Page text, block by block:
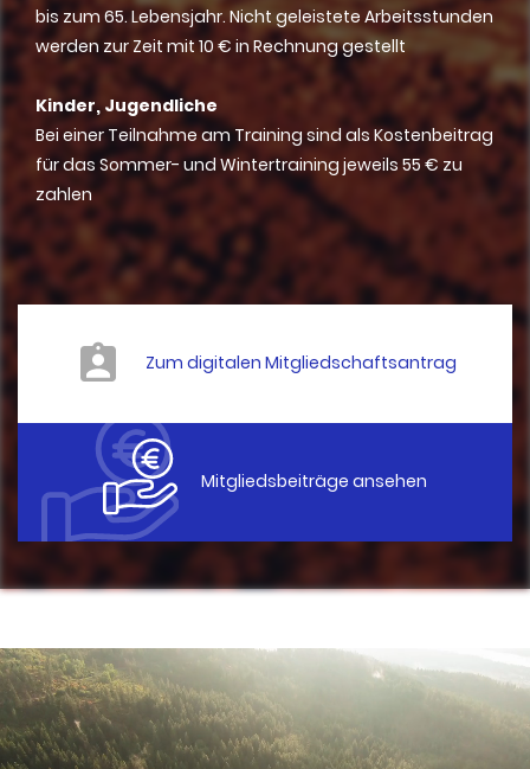
bis zum 65. Lebensjahr. Nicht geleistete Arbeitsstunden
werden zur Zeit mit 10 € in Rechnung gestellt
Kinder, Jugendliche
Bei einer Teilnahme am Training sind als Kostenbeitrag
für das Sommer- und Wintertraining jeweils 55 € zu
zahlen
Zum digitalen Mitgliedschaftsantrag
Mitgliedsbeiträge ansehen